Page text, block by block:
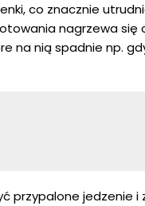
co znacznie
nagrzewa się
na nią spadnie np.
przypalone jedzenie i